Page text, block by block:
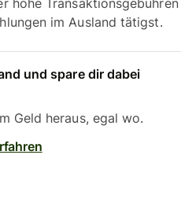
hohe Transaktionsgebühren
im Ausland tätigst.
und spare dir dabei
Geld heraus, egal wo.